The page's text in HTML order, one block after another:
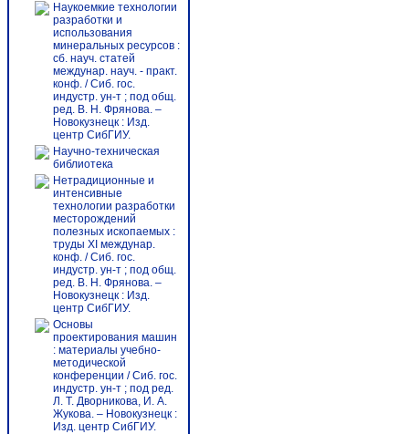
Наукоемкие технологии
разработки и
использования
минеральных ресурсов :
сб. науч. статей
междунар. науч. - практ.
конф. / Сиб. гос.
индустр. ун-т ; под общ.
ред. В. Н. Фрянова. –
Новокузнецк : Изд.
центр СибГИУ.
Научно-техническая
библиотека
Нетрадиционные и
интенсивные
технологии разработки
месторождений
полезных ископаемых :
труды ХI междунар.
конф. / Сиб. гос.
индустр. ун-т ; под общ.
ред. В. Н. Фрянова. –
Новокузнецк : Изд.
центр СибГИУ.
Основы
проектирования машин
: материалы учебно-
методической
конференции / Сиб. гос.
индустр. ун-т ; под ред.
Л. Т. Дворникова, И. А.
Жукова. – Новокузнецк :
Изд. центр СибГИУ.